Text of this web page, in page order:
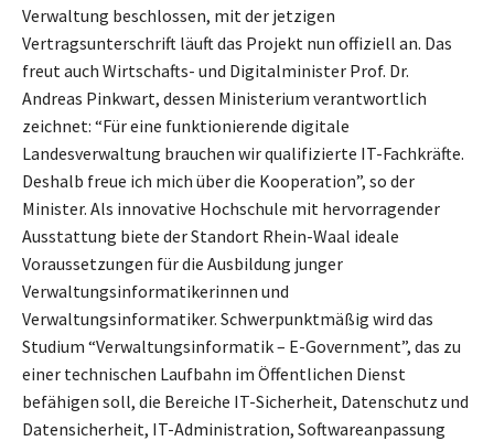
Verwaltung beschlossen, mit der jetzigen
Vertragsunterschrift läuft das Projekt nun offiziell an. Das
freut auch Wirtschafts- und Digitalminister Prof. Dr.
Andreas Pinkwart, dessen Ministerium verantwortlich
zeichnet: “Für eine funktionierende digitale
Landesverwaltung brauchen wir qualifizierte IT-Fachkräfte.
Deshalb freue ich mich über die Kooperation”, so der
Minister. Als innovative Hochschule mit hervorragender
Ausstattung biete der Standort Rhein-Waal ideale
Voraussetzungen für die Ausbildung junger
Verwaltungsinformatikerinnen und
Verwaltungsinformatiker. Schwerpunktmäßig wird das
Studium “Verwaltungsinformatik – E-Government”, das zu
einer technischen Laufbahn im Öffentlichen Dienst
befähigen soll, die Bereiche IT-Sicherheit, Datenschutz und
Datensicherheit, IT-Administration, Softwareanpassung